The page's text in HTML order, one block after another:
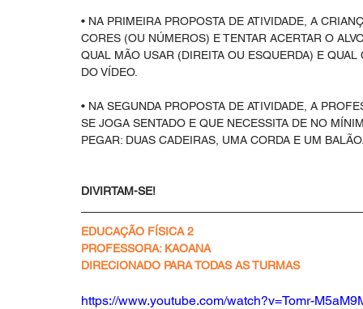
• NA PRIMEIRA PROPOSTA DE ATIVIDADE, A
CORES (OU NÚMEROS) E TENTAR ACERTAR O
QUAL MÃO USAR (DIREITA OU ESQUERDA) E
DO VÍDEO.
• NA SEGUNDA PROPOSTA DE ATIVIDADE, A
SE JOGA SENTADO E QUE NECESSITA DE NO
PEGAR: DUAS CADEIRAS, UMA CORDA E UM
DIVIRTAM-SE!
EDUCAÇÃO FÍSICA 2
PROFESSORA: KAOANA
DIRECIONADO PARA TODAS AS TURMAS
https://www.youtube.com/watch?v=Tomr-